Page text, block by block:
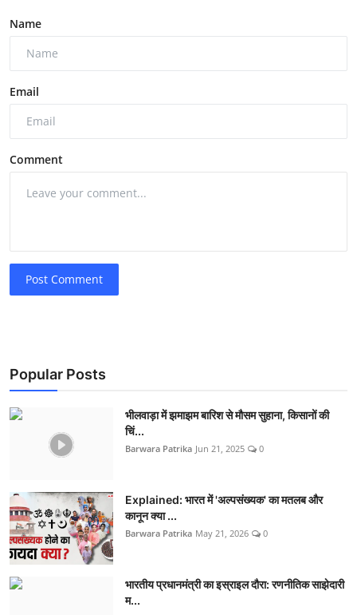
Name
Email
Comment
Post Comment
Popular Posts
भीलवाड़ा में झमाझम बारिश से मौसम सुहाना, किसानों की
चिं...
Barwara Patrika Jun 21, 2025 0
Explained: भारत में 'अल्पसंख्यक' का मतलब और
कानून क्या ...
Barwara Patrika May 21, 2026 0
भारतीय प्रधानमंत्री का इस्राइल दौरा: रणनीतिक साझेदारी
म...